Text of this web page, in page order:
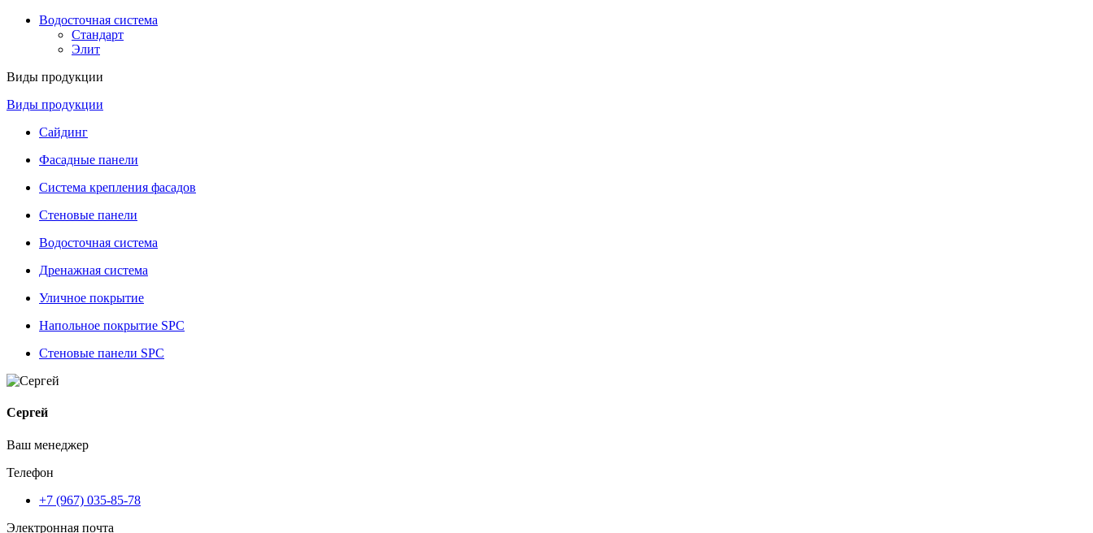
Водосточная система
Стандарт
Элит
Виды продукции
Виды продукции
Сайдинг
Фасадные панели
Система крепления фасадов
Стеновые панели
Водосточная система
Дренажная система
Уличное покрытие
Напольное покрытие SPC
Стеновые панели SPC
Сергей
Ваш менеджер
Телефон
+7 (967) 035-85-78
Электронная почта